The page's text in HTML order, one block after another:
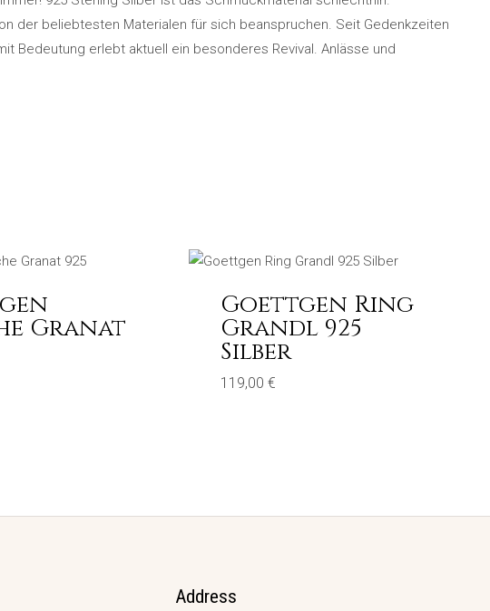
der beliebtesten Materialen für sich beanspruchen. Seit Gedenkzeiten
Bedeutung erlebt aktuell ein besonderes Revival. Anlässe und
Granat
Goettgen Ring
Grandl 925
Silber
119,00 €
Address